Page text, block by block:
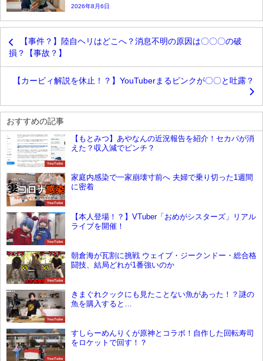
2026年8月6日
【事件？】陸自ヘリはどこへ？消息不明の原因は〇〇〇の破
損？【事故？】
【カービィ解説を休止！？】YouTuberまるピンクが〇〇と吐露？
おすすめの記事
YouTube
【もとみつ】あやなんの近況報告を紹介！セカパが消
えた？収入減でピンチ？
YouTube
家庭内感染で一家崩壊寸前へ 夫婦で乗り切った1週間
に密着
YouTube
【本人登場！？】VTuber「おめがシスターズ」リアル
ライブを開催！
YouTube
朝倉海が瓦割に挑戦 ウェイブ・ジークンドー・総合格
闘技、結局どれが1番強いのか
YouTube
きまぐれクックにも見たことない魚があった！？謎の
魚を購入すると…
YouTube
すしらーめんりくが原神とコラボ！自作した回転寿司
をロケットで回す！？